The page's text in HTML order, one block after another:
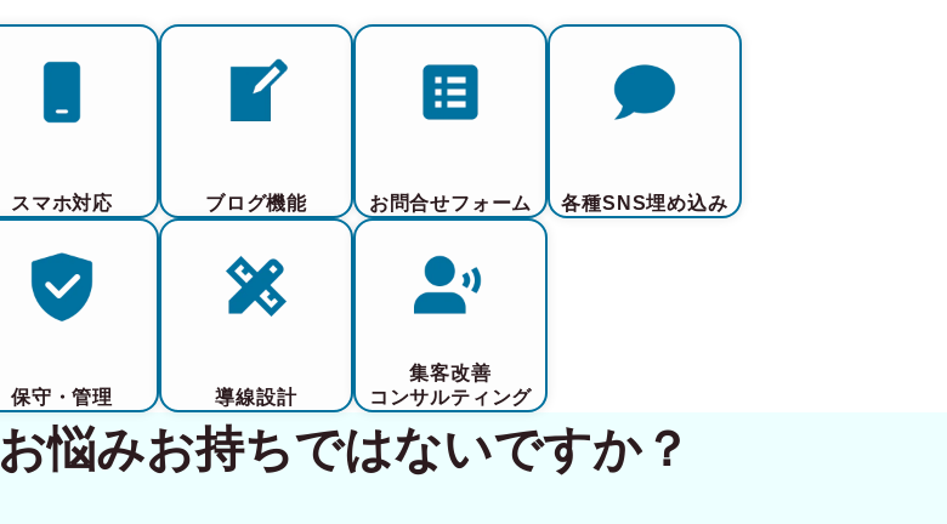
スマホ対応 ブログ機能 お問合せフォーム 各種SNS埋め込み
保守・管理 導線設計
集客改善
コンサルティング
悩みお持ちではないですか？